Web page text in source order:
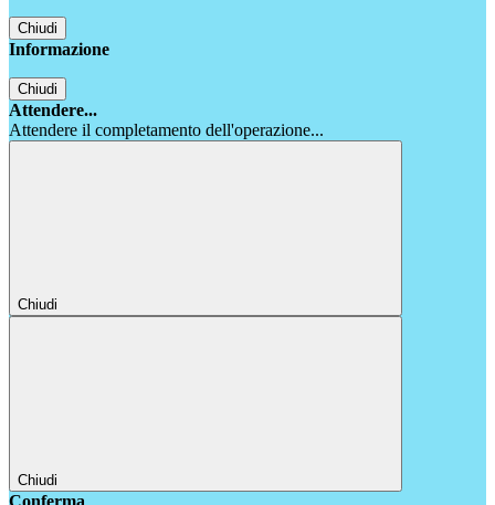
Chiudi
Informazione
Chiudi
Attendere...
Attendere il completamento dell'operazione...
Chiudi
Chiudi